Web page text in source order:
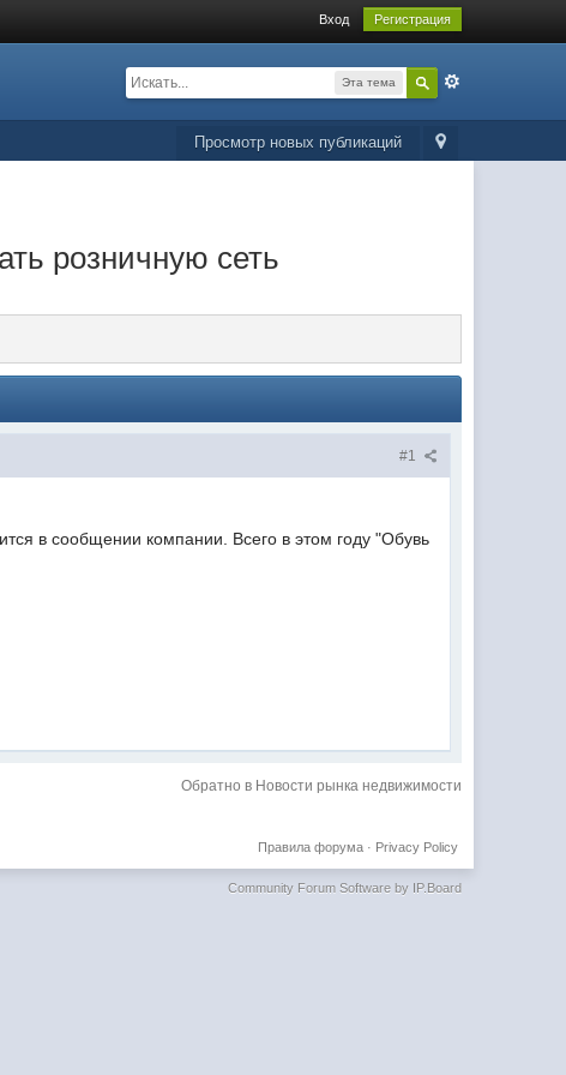
Вход Регистрация
Эта тема
Просмотр новых публикаций
розничную сеть
#1
в сообщении компании. Всего в этом году "Обувь
Обратно в Новости рынка недвижимости
Privacy Policy
Правила форума·
Community Forum Software by IP.Board